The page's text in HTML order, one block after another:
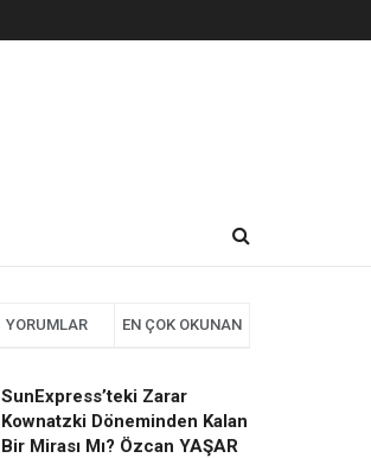
YORUMLAR EN ÇOK OKUNAN
SunExpress’teki Zarar
Kownatzki Döneminden Kalan
Bir Mirası Mı? Özcan YAŞAR